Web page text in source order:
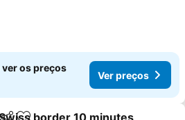
ver os preços
Ver preços
border 10 minutes